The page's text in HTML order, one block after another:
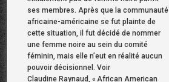
ses membres. Après que la communauté
africaine-américaine se fut plainte de
cette situation, il fut décidé de nommer
une femme noire au sein du comité
féminin, mais elle n’eut en réalité aucun
pouvoir décisionnel. Voir
Claudine Raynaud, « African American